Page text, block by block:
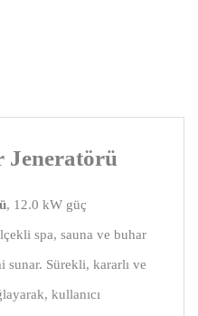
Jeneratörü
, 12.0 kW güç
spa, sauna ve buhar
sunar. Sürekli, kararlı ve
kullanıcı